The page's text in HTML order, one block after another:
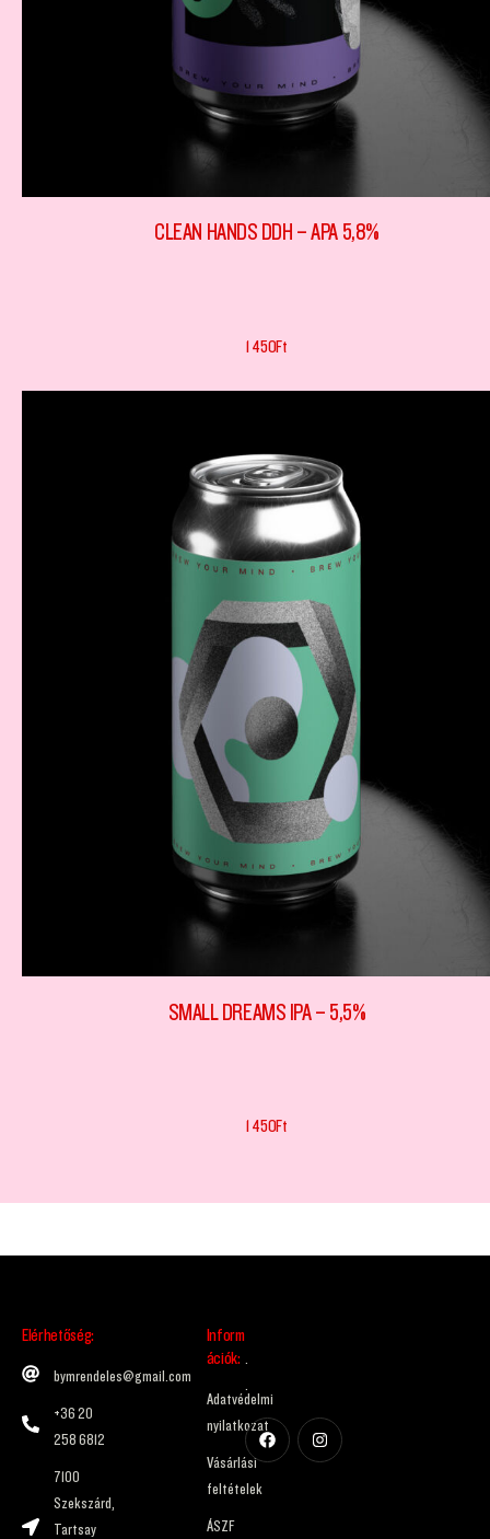
CLEAN HANDS DDH – APA 5,8%
1 450Ft
SMALL DREAMS IPA – 5,5%
1 450Ft
Elérhetőség:
bymrendeles@gmail.com
+36 20
258 6812
7100
Szekszárd,
Tartsay
Inform
ációk:
Adatvédelmi
nyilatkozat
Vásárlási
feltételek
ÁSZF